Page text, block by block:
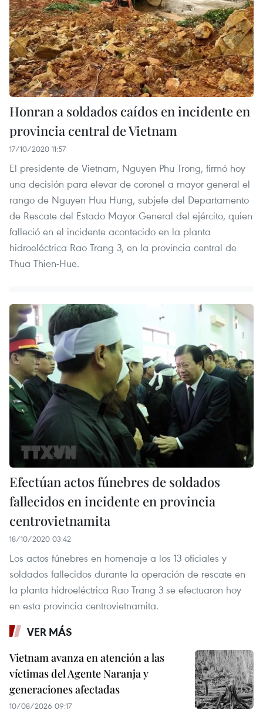
Honran a soldados caídos en incidente en
provincia central de Vietnam
17/10/2020 11:57
El presidente de Vietnam, Nguyen Phu Trong, firmó hoy
una decisión para elevar de coronel a mayor general el
rango de Nguyen Huu Hung, subjefe del Departamento
de Rescate del Estado Mayor General del ejército, quien
falleció en el incidente acontecido en la planta
hidroeléctrica Rao Trang 3, en la provincia central de
Thua Thien-Hue.
Efectúan actos fúnebres de soldados
fallecidos en incidente en provincia
centrovietnamita
18/10/2020 03:42
Los actos fúnebres en homenaje a los 13 oficiales y
soldados fallecidos durante la operación de rescate en
la planta hidroeléctrica Rao Trang 3 se efectuaron hoy
en esta provincia centrovietnamita.
VER MÁS
Vietnam avanza en atención a las
víctimas del Agente Naranja y
generaciones afectadas
10/08/2026 09:17